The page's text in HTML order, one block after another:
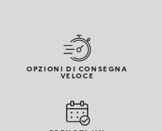
OPZIONI DI CONSEGNA
VELOCE